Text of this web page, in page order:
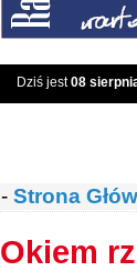
Dziś jest08
- Strona
Okiem